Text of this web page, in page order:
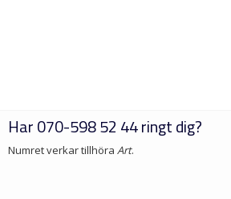
Har070-598 52 44ringt dig?
Numret verkar tillhöra Art.